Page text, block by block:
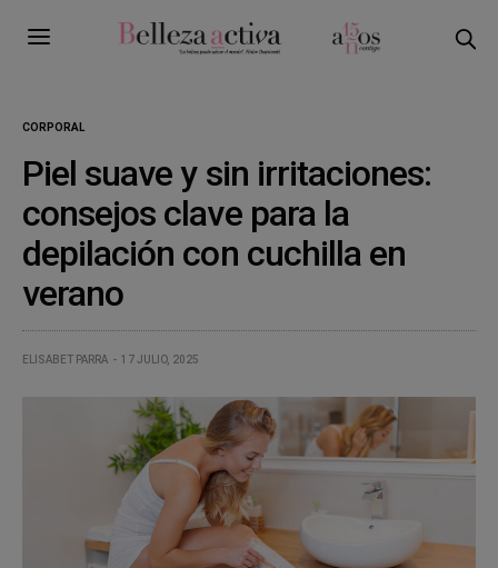
CORPORAL
Piel suave y sin irritaciones:
consejos clave para la
depilación con cuchilla en
verano
ELISABET PARRA 17 JULIO, 2025